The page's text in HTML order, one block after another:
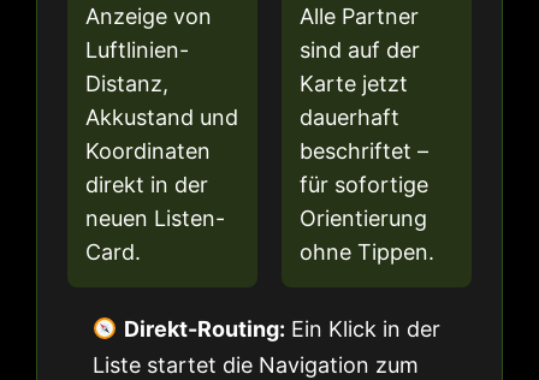
Anzeige von
Luftlinien-
Distanz,
Akkustand und
Koordinaten
direkt in der
neuen Listen-
Card.
Alle Partner
sind auf der
Karte jetzt
dauerhaft
beschriftet –
für sofortige
Orientierung
ohne Tippen.
Direkt-Routing: Ein Klick in der
Liste startet die Navigation zum